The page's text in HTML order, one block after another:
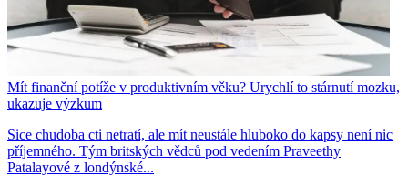
Mít finanční potíže v produktivním věku? Urychlí to stárnutí mozku,
ukazuje výzkum
Sice chudoba cti netratí, ale mít neustále hluboko do kapsy není nic
příjemného. Tým britských vědců pod vedením Praveethy
Patalayové z londýnské...